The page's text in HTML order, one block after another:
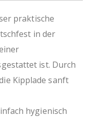
in der
Verzicht auf
praktische
in der
ist. Durch
Kipplade sanft
hygienisch